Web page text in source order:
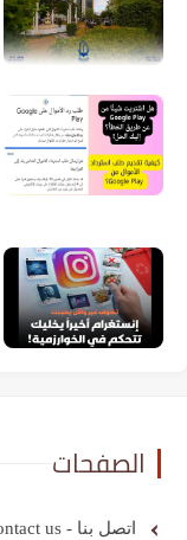
الصفحات
اتصل بنا - contact us : نموذج الاتصال المخصص لمدونة عرباوي